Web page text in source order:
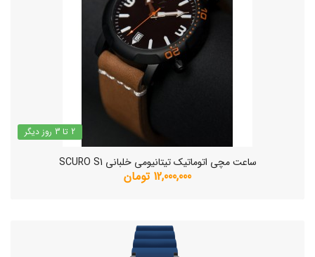
2 تا 3 روز دیگر
ساعت مچی اتوماتیک تیتانیومی خلبانی SCURO S1
12,000,000 تومان